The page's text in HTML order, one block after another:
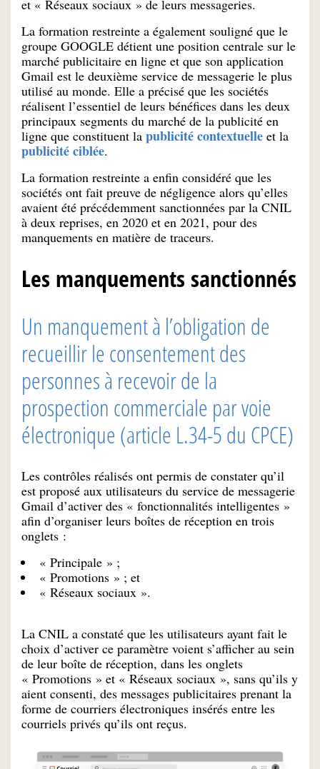
et « Réseaux sociaux » de leurs messageries.
La formation restreinte a également souligné que le
groupe GOOGLE détient une position centrale sur le
marché publicitaire en ligne et que son application
Gmail est le deuxième service de messagerie le plus
utilisé au monde. Elle a précisé que les sociétés
réalisent l’essentiel de leurs bénéfices dans les deux
principaux segments du marché de la publicité en
ligne que constituent la publicité contextuelle et la
publicité ciblée.
La formation restreinte a enfin considéré que les
sociétés ont fait preuve de négligence alors qu’elles
avaient été précédemment sanctionnées par la CNIL
à deux reprises, en 2020 et en 2021, pour des
manquements en matière de traceurs.
Les manquements sanctionnés
Un manquement à l’obligation de
recueillir le consentement des
personnes à recevoir de la
prospection commerciale par voie
électronique (article L.34-5 du CPCE)
Les contrôles réalisés ont permis de constater qu’il
est proposé aux utilisateurs du service de messagerie
Gmail d’activer des « fonctionnalités intelligentes »
afin d’organiser leurs boîtes de réception en trois
onglets :
« Principale » ;
« Promotions » ; et
« Réseaux sociaux ».
La CNIL a constaté que les utilisateurs ayant fait le
choix d’activer ce paramètre voient s’afficher au sein
de leur boîte de réception, dans les onglets
« Promotions » et « Réseaux sociaux », sans qu’ils y
aient consenti, des messages publicitaires prenant la
forme de courriers électroniques insérés entre les
courriels privés qu’ils ont reçus.